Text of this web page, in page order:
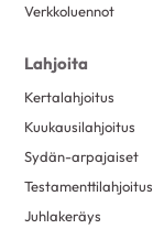
Verkkoluennot
Lahjoita
Kertalahjoitus
Kuukausilahjoitus
Sydän-arpajaiset
Testamenttilahjoitus
Juhlakeräys